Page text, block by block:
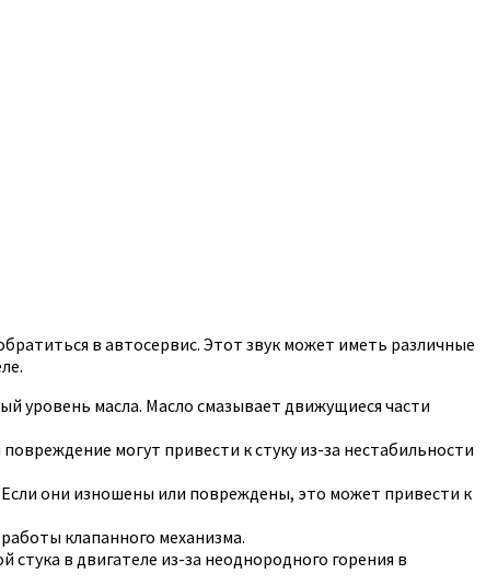
в автосервис. Этот звук может иметь различные
уровень масла. Масло смазывает движущиеся части
могут привести к стуку из-за нестабильности
они изношены или повреждены, это может привести к
клапанного механизма.
в двигателе из-за неоднородного горения в